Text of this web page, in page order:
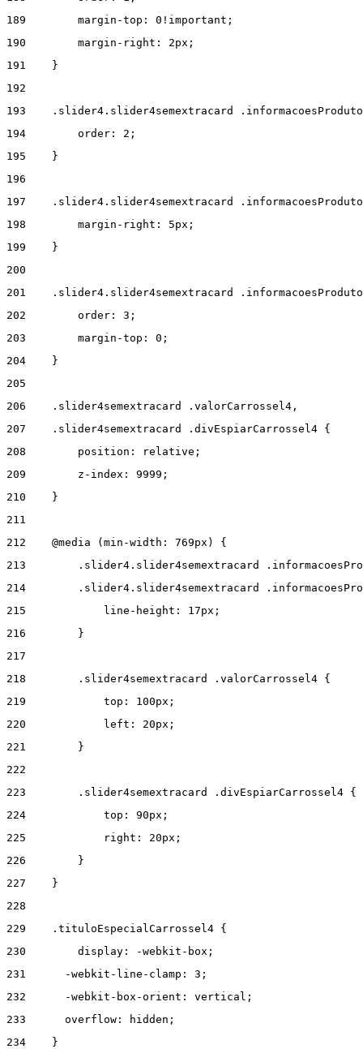
189
        margin-top: 0!important;
190
        margin-right: 2px;
191
    }
192
193
.slider4.slider4semextracard
194
        order: 2;
195
    }
196
197
.slider4.slider4semextracard
198
        margin-right: 5px;
199
    }
200
201
.slider4.slider4semextracard
202
        order: 3;
203
        margin-top: 0;
204
    }
205
206
    .slider4semextracard .valorCarrossel4,
207
    .slider4semextracard .divEspiarCarrossel4 {
208
        position: relative;
209
        z-index: 9999;
210
    }
211
212
    @media (min-width: 769px) {
213
.slider4.slider4semextracard
214
.slider4.slider4semextracard
215
            line-height: 17px;
216
        }
217
218
        .slider4semextracard .valorCarrossel4 {
219
            top: 100px;
220
            left: 20px;
221
        }
222
223
        .slider4semextracard .divEspiarCarrossel4 {
224
            top: 90px;
225
            right: 20px;
226
        }
227
    }
228
229
    .tituloEspecialCarrossel4 {
230
        display: -webkit-box;
231
      -webkit-line-clamp: 3;
232
      -webkit-box-orient: vertical;
233
      overflow: hidden;
234
    }